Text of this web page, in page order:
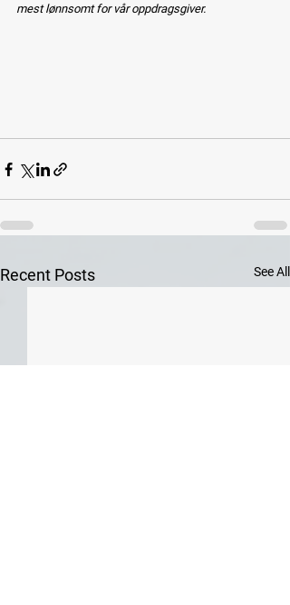
mest lønnsomt for vår oppdragsgiver.
Recent Posts See All